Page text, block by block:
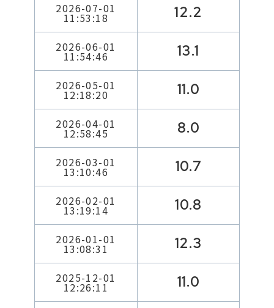
2026-07-01
11:53:18 12.2
2026-06-01
11:54:46 13.1
2026-05-01
12:18:20 11.0
2026-04-01
12:58:45 8.0
2026-03-01
13:10:46 10.7
2026-02-01
13:19:14 10.8
2026-01-01
13:08:31 12.3
2025-12-01
12:26:11 11.0